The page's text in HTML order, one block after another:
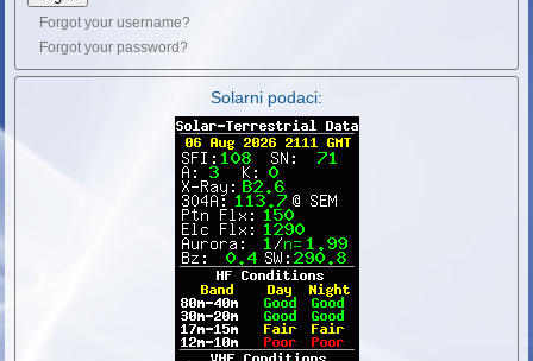
Forgot your username?
Forgot your password?
Solarni podaci: